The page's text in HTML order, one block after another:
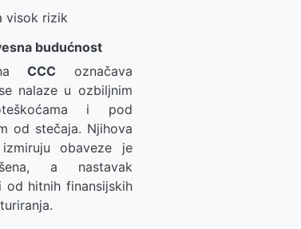
visok rizik
budućnost
CCC označava
nalaze u ozbiljnim
i pod
od stečaja. Njihova
obaveze je
a nastavak
od hitnih finansijskih